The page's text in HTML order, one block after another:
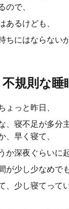
ので、
あるけども、
ちにはならない
規則な睡
ょっと昨日、
、寝不足が多分
、早く寝て、
か深夜ぐらいに起
が少し少なめで
、少し寝てって